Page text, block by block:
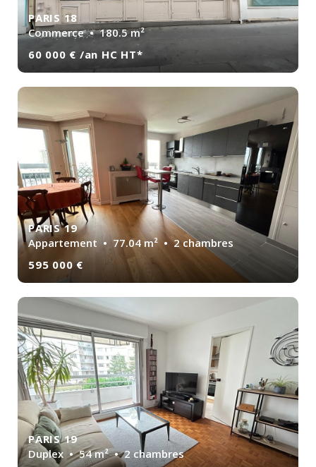
PARIS 18
Commerce• 180.5 m²
60 000 € /an HC HT*
PARIS 19
Appartement• 77.04 m² • 2 chambres
595 000 €
PARIS 19
Duplex• 54 m² • 2 chambres